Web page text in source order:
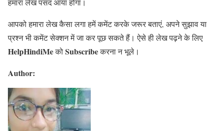
हमारा लेख पसंद आया होगा।
आपको हमारा लेख कैसा लगा हमें कमेंट करके जरूर बताएं, अपने सुझाव या
प्रश्न भी कमेंट सेक्शन में जा कर पूछ सकते हैं। ऐसे ही लेख पढ़ने के लिए
HelpHindiMeकोSubscribeकरना न भूले।
Author: